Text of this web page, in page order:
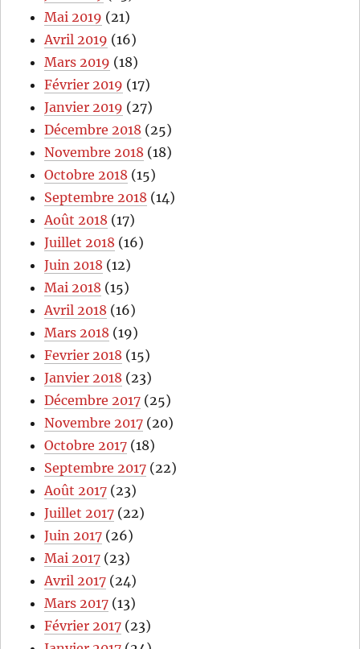
Mai 2019 (21)
Avril 2019 (16)
Mars 2019 (18)
Février 2019 (17)
Janvier 2019 (27)
Décembre 2018 (25)
Novembre 2018 (18)
Octobre 2018 (15)
Septembre 2018 (14)
Août 2018 (17)
Juillet 2018 (16)
Juin 2018 (12)
Mai 2018 (15)
Avril 2018 (16)
Mars 2018 (19)
Fevrier 2018 (15)
Janvier 2018 (23)
Décembre 2017 (25)
Novembre 2017 (20)
Octobre 2017 (18)
Septembre 2017 (22)
Août 2017 (23)
Juillet 2017 (22)
Juin 2017 (26)
Mai 2017 (23)
Avril 2017 (24)
Mars 2017 (13)
Février 2017 (23)